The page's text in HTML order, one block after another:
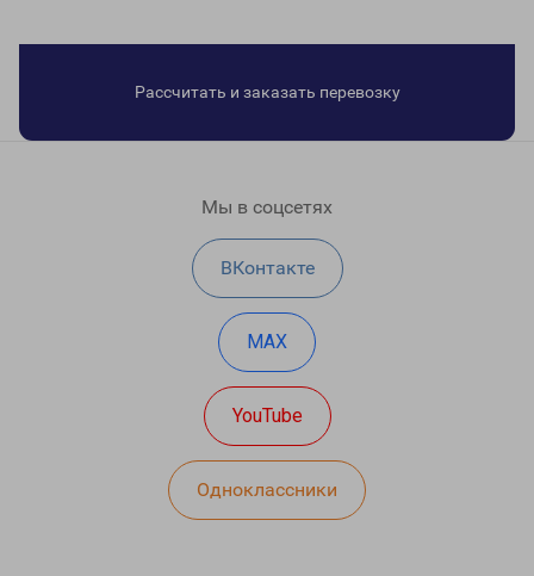
Рассчитать и заказать перевозку
Мы в соцсетях
ВКонтакте
MAX
YouTube
Одноклассники